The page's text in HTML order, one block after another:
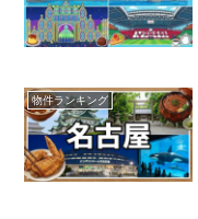
物件ランキング